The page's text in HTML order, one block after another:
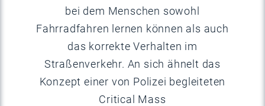
bei dem Menschen sowohl
Fahrradfahren lernen können als auch
das korrekte Verhalten im
Straßenverkehr. An sich ähnelt das
Konzept einer von Polizei begleiteten
Critical Mass